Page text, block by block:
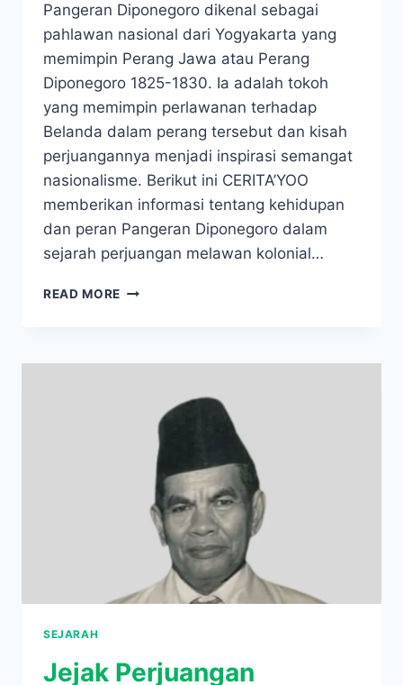
​​Pangeran Diponegoro dikenal sebagai
pahlawan nasional dari Yogyakarta yang
memimpin Perang Jawa atau Perang
Diponegoro 1825-1830. Ia adalah tokoh
yang memimpin perlawanan terhadap
Belanda dalam perang tersebut dan kisah
perjuangannya menjadi inspirasi semangat
nasionalisme. Berikut ini CERITA’YOO
memberikan informasi tentang kehidupan
dan peran Pangeran Diponegoro dalam
sejarah perjuangan melawan kolonial…
READ MORE PANGERAN
PAHLAWAN
SEJARAH
Jejak Perjuangan